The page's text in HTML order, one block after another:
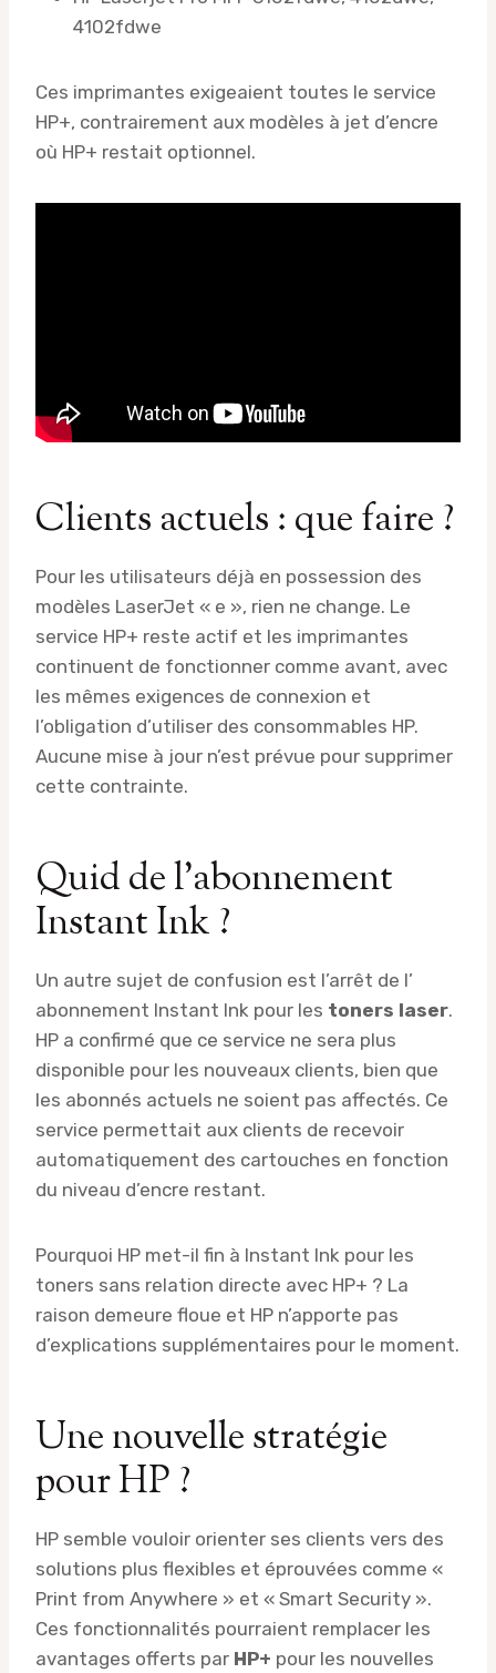
4102fdwe
Ces imprimantes exigeaient toutes le service
HP+, contrairement aux modèles à jet d’encre
où HP+ restait optionnel.
Clients actuels : que faire ?
Pour les utilisateurs déjà en possession des
modèles LaserJet « e », rien ne change. Le
service HP+ reste actif et les imprimantes
continuent de fonctionner comme avant, avec
les mêmes exigences de connexion et
l’obligation d’utiliser des consommables HP.
Aucune mise à jour n’est prévue pour supprimer
cette contrainte.
Quid de l’abonnement
Instant Ink ?
Un autre sujet de confusion est l’arrêt de l’
abonnement Instant Ink pour les toners laser.
HP a confirmé que ce service ne sera plus
disponible pour les nouveaux clients, bien que
les abonnés actuels ne soient pas affectés. Ce
service permettait aux clients de recevoir
automatiquement des cartouches en fonction
du niveau d’encre restant.
Pourquoi HP met-il fin à Instant Ink pour les
toners sans relation directe avec HP+ ? La
raison demeure floue et HP n’apporte pas
d’explications supplémentaires pour le moment.
Une nouvelle stratégie
pour HP ?
HP semble vouloir orienter ses clients vers des
solutions plus flexibles et éprouvées comme «
Print from Anywhere » et « Smart Security ».
Ces fonctionnalités pourraient remplacer les
avantages offerts par HP+ pour les nouvelles